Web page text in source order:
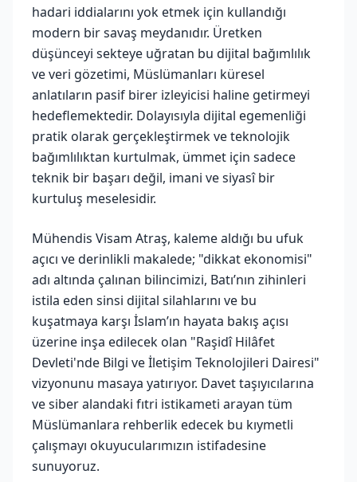
hadari iddialarını yok etmek için kullandığı
modern bir savaş meydanıdır. Üretken
düşünceyi sekteye uğratan bu dijital bağımlılık
ve veri gözetimi, Müslümanları küresel
anlatıların pasif birer izleyicisi haline getirmeyi
hedeflemektedir. Dolayısıyla dijital egemenliği
pratik olarak gerçekleştirmek ve teknolojik
bağımlılıktan kurtulmak, ümmet için sadece
teknik bir başarı değil, imani ve siyasî bir
kurtuluş meselesidir.
Mühendis Visam Atraş, kaleme aldığı bu ufuk
açıcı ve derinlikli makalede; "dikkat ekonomisi"
adı altında çalınan bilincimizi, Batı’nın zihinleri
istila eden sinsi dijital silahlarını ve bu
kuşatmaya karşı İslam’ın hayata bakış açısı
üzerine inşa edilecek olan "Raşidî Hilâfet
Devleti'nde Bilgi ve İletişim Teknolojileri Dairesi"
vizyonunu masaya yatırıyor. Davet taşıyıcılarına
ve siber alandaki fıtri istikameti arayan tüm
Müslümanlara rehberlik edecek bu kıymetli
çalışmayı okuyucularımızın istifadesine
sunuyoruz.